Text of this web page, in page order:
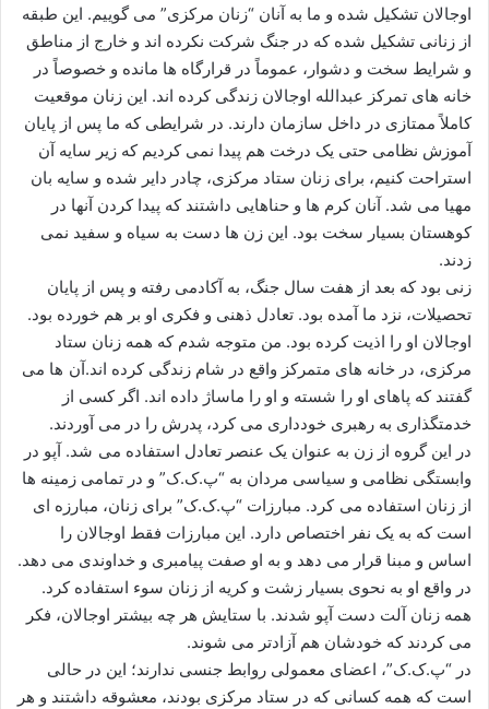
اوجالان تشکیل شده و ما به آنان “زنان مرکزی” می ‌گوییم. این طبقه
از زنانی تشکیل شده که در جنگ شرکت نکرده ‌اند و خارج از مناطق
و شرایط سخت و دشوار، عموماً در قرارگاه‌ ها مانده و خصوصاً در
خانه‌ های تمرکز عبدالله اوجالان زندگی کرده‌ اند. این زنان موقعیت
کاملاً ممتازی در داخل سازمان دارند. در شرایطی که ما پس از پایان
آموزش نظامی حتی یک درخت هم پیدا نمی ‌کردیم که زیر سایه آن
استراحت کنیم، برای زنان ستاد مرکزی، چادر دایر شده و سایه ‌بان
مهیا می ‌شد. آنان کر‌م‌ ها و حناهایی داشتند که پیدا کردن آنها در
کوهستان بسیار سخت بود. این زن ها دست به سیاه و سفید نمی‌
زدند.
زنی بود که بعد از هفت سال جنگ، به آکادمی رفته و پس از پایان
تحصیلات، نزد ما آمده بود. تعادل ذهنی و فکری او بر هم خورده بود.
اوجالان او را اذیت کرده بود. من متوجه شدم که همه زنان ستاد
مرکزی، در خانه‌ های متمرکز واقع در شام زندگی کرده ‌اند.آن ها می
‌گفتند که پاهای او را شسته و او را ماساژ داده‌ اند. اگر کسی از
خدمتگذاری به رهبری خودداری می ‌کرد، پدرش را در می‌ آوردند.
در این گروه از زن به عنوان یک عنصر تعادل استفاده می شد. آپو در
وابستگی نظامی و سیاسی مردان به “پ.ک.ک” و در تمامی زمینه ‌ها
از زنان استفاده می کرد. مبارزات “پ.ک.ک” برای زنان، مبارزه ‌ای
است که به یک نفر اختصاص دارد. این مبارزات فقط اوجالان را
اساس و مبنا قرار می‌ دهد و به او صفت پیامبری و خداوندی می‌ دهد.
در واقع او به نحوی بسیار زشت و کریه از زنان سوء استفاده کرد.
همه زنان آلت دست آپو شدند. با ستایش هر چه بیشتر اوجالان، فکر
می ‌کردند که خودشان هم آزادتر می ‌شوند.
در “پ.ک.ک”، اعضای معمولی روابط جنسی ندارند؛ این در حالی
است که همه کسانی که در ستاد مرکزی بودند، معشوقه داشتند و هر